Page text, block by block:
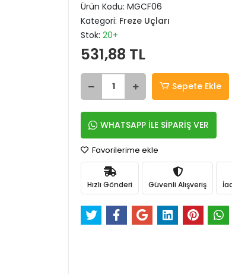
Ürün Kodu: MGCF06
Kategori: Freze Uçları
Stok: 20+
531,88 TL
Sepete Ekle
WHATSAPP İLE SİPARİŞ VER
Favorilerime ekle
Hızlı Gönderi Güvenli Alışveriş